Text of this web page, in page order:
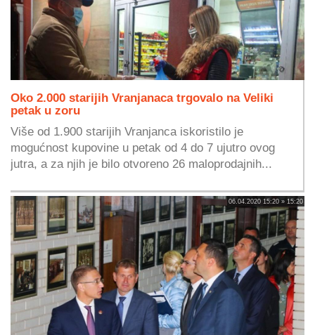
Oko 2.000 starijih Vranjanaca trgovalo na Veliki
petak u zoru
Više od 1.900 starijih Vranjanca iskoristilo je
mogućnost kupovine u petak od 4 do 7 ujutro ovog
jutra, a za njih je bilo otvoreno 26 maloprodajnih...
06.04.2020 15:20 » 15:20